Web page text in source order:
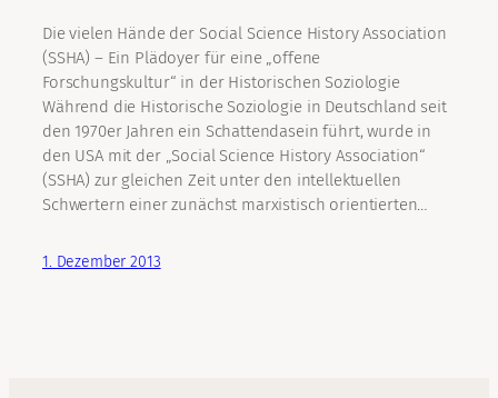
Die vielen Hände der Social Science History Association
(SSHA) – Ein Plädoyer für eine „offene
Forschungskultur“ in der Historischen Soziologie
Während die Historische Soziologie in Deutschland seit
den 1970er Jahren ein Schattendasein führt, wurde in
den USA mit der „Social Science History Association“
(SSHA) zur gleichen Zeit unter den intellektuellen
Schwertern einer zunächst marxistisch orientierten…
1. Dezember 2013